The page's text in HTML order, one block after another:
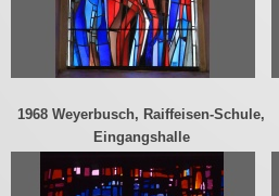
1968 Weyerbusch, Raiffeisen-Schule,
Eingangshalle